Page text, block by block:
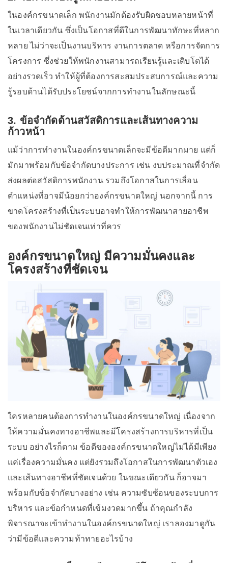
ในองค์กรขนาดเล็ก พนักงานมักต้องรับผิดชอบหลายหน้าที่
ในเวลาเดียวกัน ซึ่งเป็นโอกาสที่ดีในการพัฒนาทักษะที่หลาก
หลาย ไม่ว่าจะเป็นงานบริหาร งานการตลาด หรือการจัดการ
โครงการ ซึ่งช่วยให้พนักงานสามารถเรียนรู้และเติบโตได้
อย่างรวดเร็ว ทำให้ผู้ที่ต้องการสะสมประสบการณ์และความ
รู้รอบด้านได้รับประโยชน์จากการทำงานในลักษณะนี้
3. ข้อจำกัดด้านสวัสดิการและเส้นทางความ
ก้าวหน้า
แม้ว่าการทำงานในองค์กรขนาดเล็กจะมีข้อดีมากมาย แต่ก็
มักมาพร้อมกับข้อจำกัดบางประการ เช่น งบประมาณที่จำกัด
ส่งผลต่อสวัสดิการพนักงาน รวมถึงโอกาสในการเลื่อน
ตำแหน่งที่อาจมีน้อยกว่าองค์กรขนาดใหญ่ นอกจากนี้ การ
ขาดโครงสร้างที่เป็นระบบอาจทำให้การพัฒนาสายอาชีพ
ของพนักงานไม่ชัดเจนเท่าที่ควร
องค์กรขนาดใหญ่ มีความมั่นคงและ
โครงสร้างที่ชัดเจน
ใครหลายคนต้องการทำงานในองค์กรขนาดใหญ่ เนื่องจาก
ให้ความมั่นคงทางอาชีพและมีโครงสร้างการบริหารที่เป็น
ระบบ อย่างไรก็ตาม ข้อดีขององค์กรขนาดใหญ่ไม่ได้มีเพียง
แค่เรื่องความมั่นคง แต่ยังรวมถึงโอกาสในการพัฒนาตัวเอง
และเส้นทางอาชีพที่ชัดเจนด้วย ในขณะเดียวกัน ก็อาจมา
พร้อมกับข้อจำกัดบางอย่าง เช่น ความซับซ้อนของระบบการ
บริหาร และข้อกำหนดที่เข้มงวดมากขึ้น ถ้าคุณกำลัง
พิจารณาจะเข้าทำงานในองค์กรขนาดใหญ่ เราลองมาดูกัน
ว่ามีข้อดีและความท้าทายอะไรบ้าง